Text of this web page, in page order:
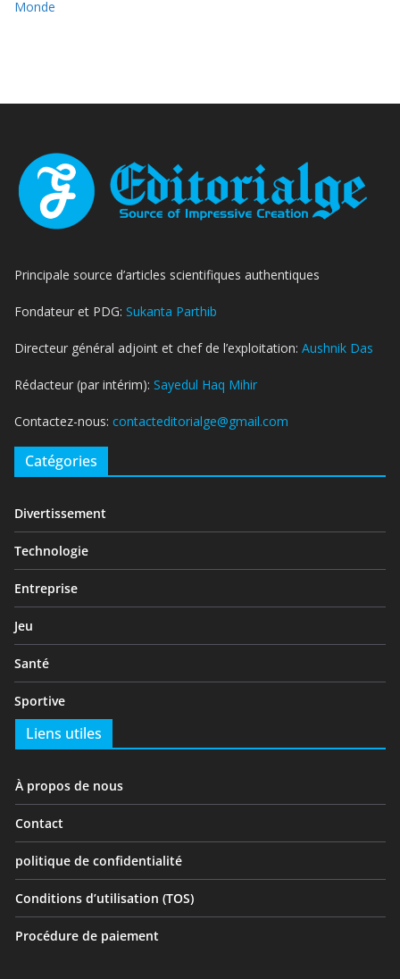
Monde
Principale source d’articles scientifiques authentiques
Fondateur et PDG: Sukanta Parthib
Directeur général adjoint et chef de l’exploitation: Aushnik Das
Rédacteur (par intérim): Sayedul Haq Mihir
Contactez-nous: contacteditorialge@gmail.com
Catégories
Divertissement
Technologie
Entreprise
Jeu
Santé
Sportive
Liens utiles
À propos de nous
Contact
politique de confidentialité
Conditions d’utilisation (TOS)
Procédure de paiement